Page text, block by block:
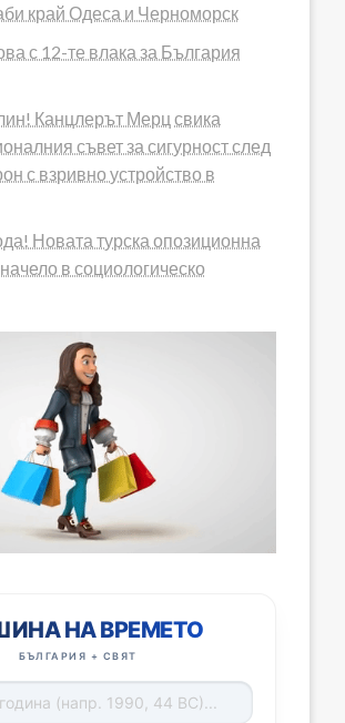
край Одеса и Черноморск
с 12-те влака за България
Канцлерът Мерц свика
съвет за сигурност след
с взривно устройство в
Новата турска опозиционна
в социологическо
НА ВРЕМЕТО
БЪЛГАРИЯ + СВЯТ